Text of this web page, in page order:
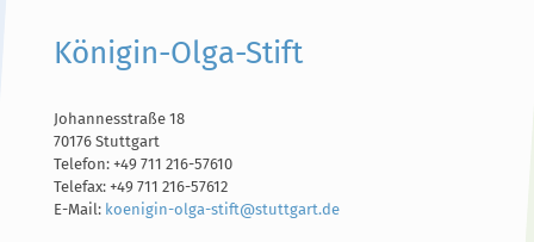
Königin-Olga-Stift
Johannesstraße 18
70176 Stuttgart
Telefon: +49 711 216-57610
Telefax: +49 711 216-57612
E-Mail: koenigin-olga-stift@stuttgart.de